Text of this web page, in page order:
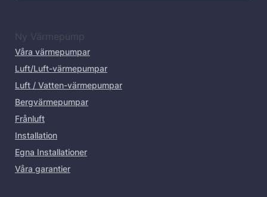
Ny Värmepump
Våra värmepumpar
Luft/Luft-värmepumpar
Luft / Vatten-värmepumpar
Bergvärmepumpar
Frånluft
Installation
Egna Installationer
Våra garantier